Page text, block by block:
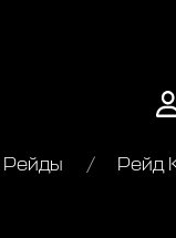
Рейды Рейд Клуба